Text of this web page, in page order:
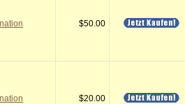
$50.00
$20.00